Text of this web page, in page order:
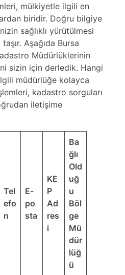
mülkiyetle ilgili en
biridir. Doğru bilgiye
sağlıklı yürütülmesi
Aşağıda Bursa
Müdürlüklerinin
sizin için derledik. Hangi
müdürlüğe kolayca
kadastro sorguları
iletişime
Tel
efo
n
E-
po
sta
KE
P
Ad
res
i
Ba
ğlı
Old
uğ
u
Böl
ge
Mü
dür
lüğ
ü